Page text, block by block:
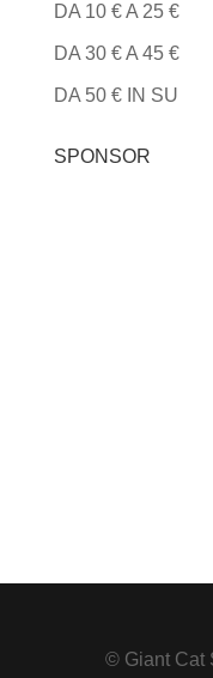
DA 10 € A 25 €
DA 30 € A 45 €
DA 50 € IN SU
SPONSOR
© Giant Cat